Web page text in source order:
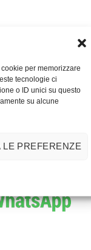
per memorizzare
tecnologie ci
o ID unici su questo
su alcune
LE PREFERENZE